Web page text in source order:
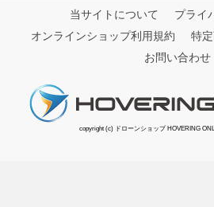
当サイトについて
プライ
オンラインショップ利用規約
特
お問い合わせ
copyright (c) ドローンショップ HOVERING